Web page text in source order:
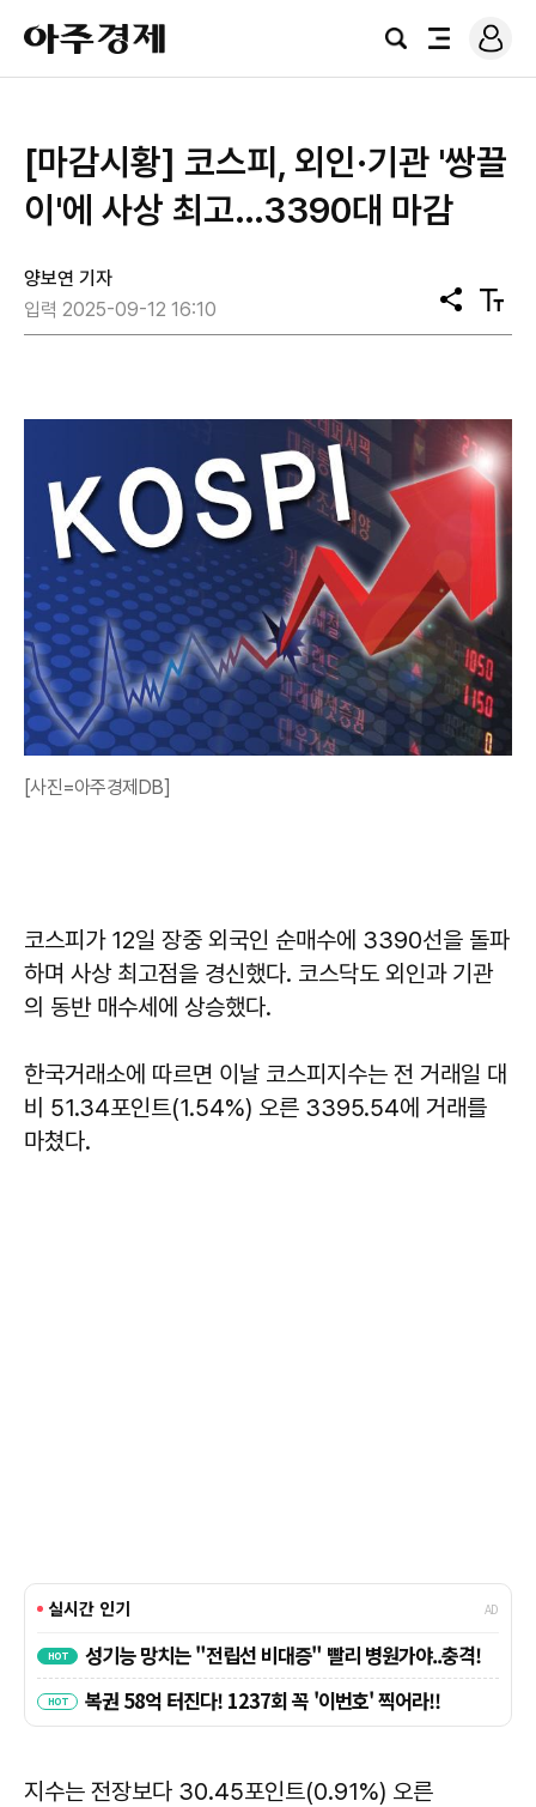
아
주
경
검
전
로
그
[마감시황] 코스피, 외인·기관 '쌍끌
이'에 사상 최고…3390대 마감
양보연 기자
입력 2025-09-12 16:10
공
유
텍
스
[사진=아주경제DB]
코스피가 12일 장중 외국인 순매수에 3390선을 돌파
하며 사상 최고점을 경신했다. 코스닥도 외인과 기관
의 동반 매수세에 상승했다.
한국거래소에 따르면 이날 코스피지수는 전 거래일 대
비 51.34포인트(1.54%) 오른 3395.54에 거래를
마쳤다.
지수는 전장보다 30.45포인트(0.91%) 오른